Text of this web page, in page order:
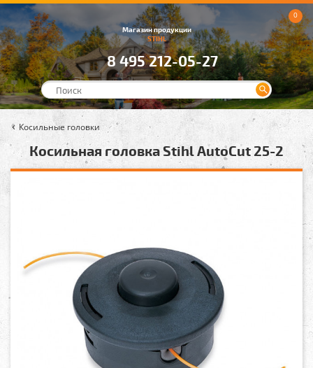
Магазин продукции
STIHL
8 495 212-05-27
0
Косильные головки
Косильная головка Stihl AutoCut 25-2